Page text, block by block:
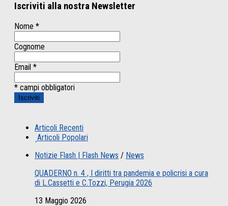
Iscriviti alla nostra Newsletter
Nome *
Cognome
Email *
* campi obbligatori
Articoli Recenti
Articoli Popolari
Notizie Flash | Flash News / News
QUADERNO n. 4 , I diritti tra pandemia e policrisi a cura
di L.Cassetti e C.Tozzi, Perugia 2026
13 Maggio 2026